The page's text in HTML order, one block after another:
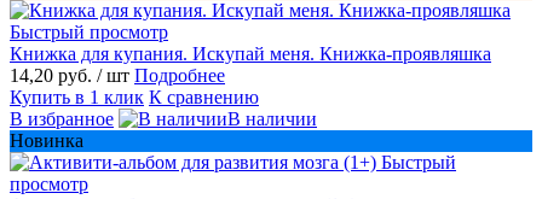
Быстрый просмотр
Книжка для купания. Искупай меня. Книжка-проявляшка
14,20 руб. / шт Подробнее
Купить в 1 клик К сравнению
В избранное
В наличии
Новинка
Быстрый
просмотр